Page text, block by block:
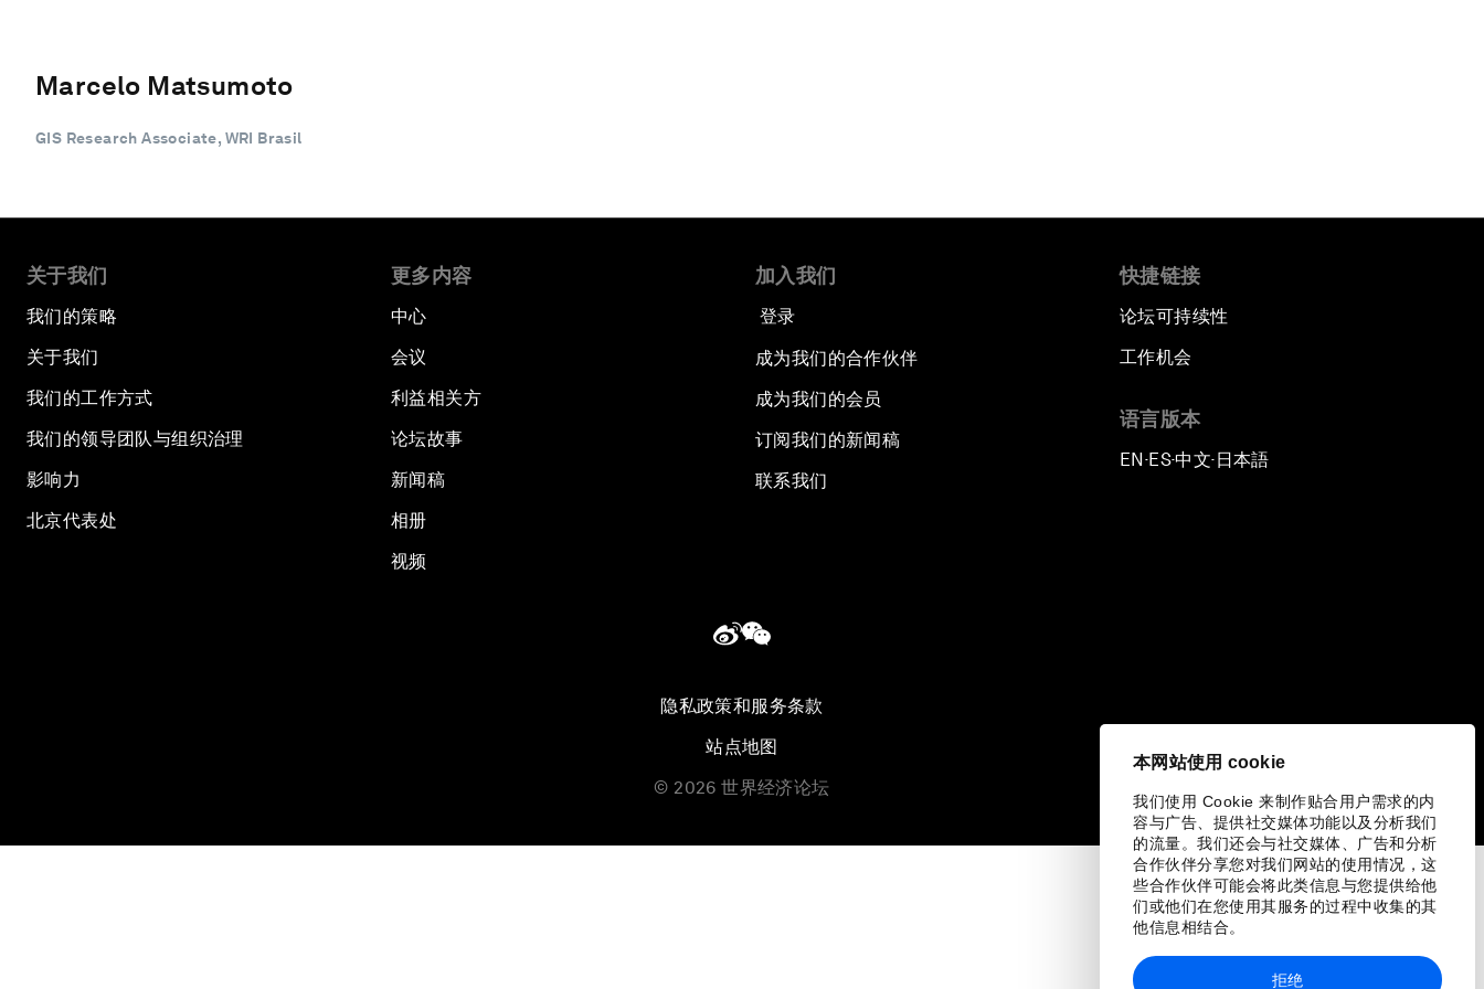
本网站使用 cookie
我们使用 Cookie 来制作贴合用户需求的内
容与广告、提供社交媒体功能以及分析我们
的流量。我们还会与社交媒体、广告和分析
合作伙伴分享您对我们网站的使用情况，这
些合作伙伴可能会将此类信息与您提供给他
们或他们在您使用其服务的过程中收集的其
他信息相结合。
拒绝
Marcelo Matsumoto
GIS Research Associate, WRI Brasil
关于我们
我们的策略
关于我们
我们的工作方式
我们的领导团队与组织治理
影响力
北京代表处
更多内容
中心
会议
利益相关方
论坛故事
新闻稿
相册
视频
加入我们
登录
成为我们的合作伙伴
成为我们的会员
订阅我们的新闻稿
联系我们
快捷链接
论坛可持续性
工作机会
语言版本
EN ▪ES▪中文▪ 日本語
隐私政策和服务条款
站点地图
© 2026 世界经济论坛